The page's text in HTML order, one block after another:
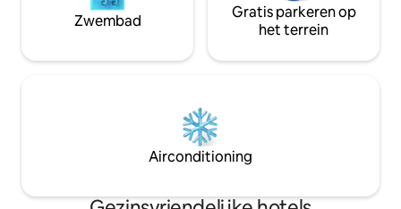
Zwembad
Gratis parkeren op
het terrein
Airconditioning